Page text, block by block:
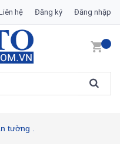
hệ Đăng ký Đăng nhập
tường .